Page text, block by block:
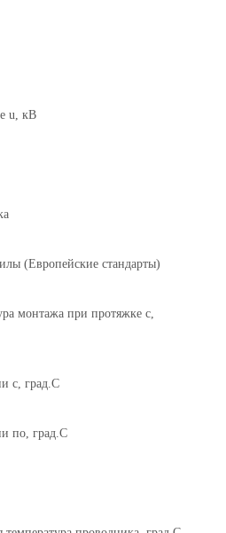
u, кВ
(Европейские стандарты)
монтажа при протяжке с,
с, град.C
по, град.C